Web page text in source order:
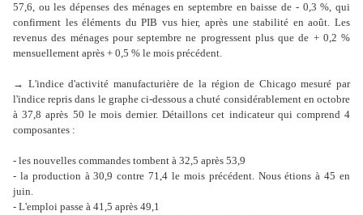
57,6, ou les dépenses des ménages en septembre en baisse de - 0,3 %, qui
confirment les éléments du PIB vus hier, après une stabilité en août. Les
revenus des ménages pour septembre ne progressent plus que de + 0,2 %
mensuellement après + 0,5 % le mois précédent.
→ L'indice d'activité manufacturière de la région de Chicago mesuré par
l'indice repris dans le graphe ci-dessous a chuté considérablement en octobre
à 37,8 après 50 le mois dernier. Détaillons cet indicateur qui comprend 4
composantes :
- les nouvelles commandes tombent à 32,5 après 53,9
- la production à 30,9 contre 71,4 le mois précédent. Nous étions à 45 en
juin.
- L'emploi passe à 41,5 après 49,1